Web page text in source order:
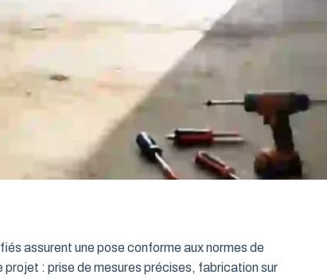
assurent une pose conforme aux normes de
projet : prise de mesures précises, fabrication sur